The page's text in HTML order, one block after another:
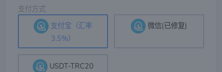
支付方式
支付宝（汇率
3.5%）
微信(已修复)
USDT-TRC20